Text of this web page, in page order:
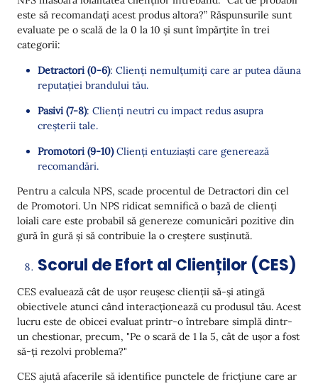
este să recomandați acest produs altora?” Răspunsurile sunt
evaluate pe o scală de la 0 la 10 și sunt împărțite în trei
categorii:
Detractori (0-6): Clienți nemulțumiți care ar putea dăuna
reputației brandului tău.
Pasivi (7-8): Clienți neutri cu impact redus asupra
creșterii tale.
Promotori (9-10)Clienți entuziaști care generează
recomandări.
Pentru a calcula NPS, scade procentul de Detractori din cel
de Promotori. Un NPS ridicat semnifică o bază de clienți
loiali care este probabil să genereze comunicări pozitive din
gură în gură și să contribuie la o creștere susținută.
Scorul de Efort al Clienților (CES)
CES evaluează cât de ușor reușesc clienții să-și atingă
obiectivele atunci când interacționează cu produsul tău. Acest
lucru este de obicei evaluat printr-o întrebare simplă dintr-
un chestionar, precum, "Pe o scară de 1 la 5, cât de ușor a fost
să-ți rezolvi problema?"
CES ajută afacerile să identifice punctele de fricțiune care ar